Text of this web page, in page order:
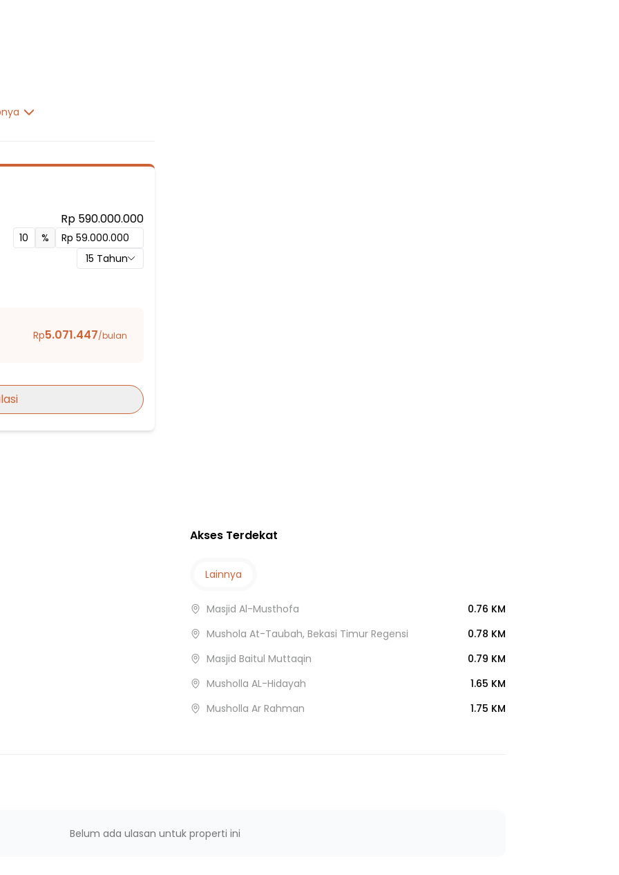
Rp 590.000.000
%
15 Tahun
Rp5.071.447/bulan
Akses Terdekat
Lainnya
Masjid Al-Musthofa
0.76 KM
Mushola At-Taubah, Bekasi Timur Regensi
0.78 KM
Masjid Baitul Muttaqin
0.79 KM
Musholla AL-Hidayah
1.65 KM
Musholla Ar Rahman
1.75 KM
Belum ada ulasan untuk properti ini